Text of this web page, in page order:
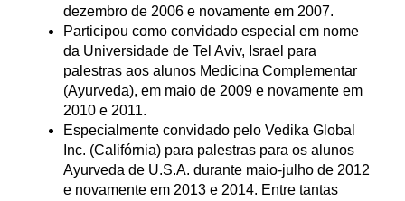
dezembro de 2006 e novamente em 2007.
Participou como convidado especial em nome
da Universidade de Tel Aviv, Israel para
palestras aos alunos Medicina Complementar
(Ayurveda), em maio de 2009 e novamente em
2010 e 2011.
Especialmente convidado pelo Vedika Global
Inc. (Califórnia) para palestras para os alunos
Ayurveda de U.S.A. durante maio-julho de 2012
e novamente em 2013 e 2014. Entre tantas